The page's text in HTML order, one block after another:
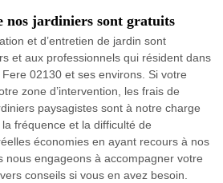
nos jardiniers sont gratuits
et d’entretien de jardin sont
et aux professionnels qui résident dans
02130 et ses environs. Si votre
zone d’intervention, les frais de
paysagistes sont à notre charge
fréquence et la difficulté de
économies en ayant recours à nos
nous engageons à accompagner votre
conseils si vous en avez besoin.